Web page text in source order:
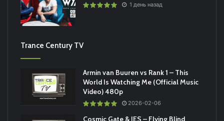
1 день назад
Trance Century TV
Armin van Buuren vs Rank 1 – This
World Is Watching Me (Official Music
Video) 480p
2026-02-06
Cosmic Gate & JES – Flying Blind